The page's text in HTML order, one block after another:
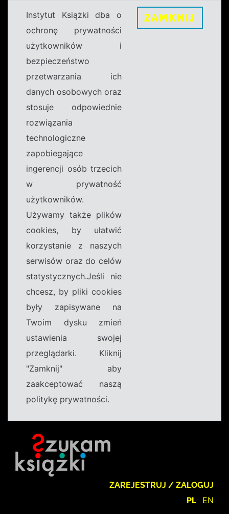
Instytut Książki dba o
ochronę prywatności
użytkowników i
bezpieczeństwo
przetwarzania ich
danych osobowych oraz
stosuje odpowiednie
rozwiązania
technologiczne
zapobiegające
ingerencji osób trzecich
w prywatność
użytkowników.
Używamy także plików
cookies, by ułatwić
korzystanie z naszych
serwisów oraz do celów
statystycznych.Jeśli nie
chcesz, by pliki cookies
były zapisywane na
Twoim dysku zmień
ustawienia swojej
przeglądarki. Kliknij
"Zamknij" aby
zaakceptować naszą
politykę prywatności.
ZAMKNIJ
ZAREJESTRUJ / ZALOGUJ
PL EN